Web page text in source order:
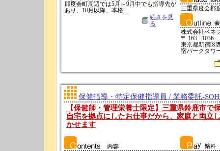
郡度会町周辺では5月～9月中でも指導先が
あり、10月以降、本格...
続きを見
る
三重県度会郡
株式会社ベネ
〒 163 - 1036
東京都新宿区
宿パークタワ
保健指導・特定保健指導員 / 業務委託-
【保健師・管理栄養士限定】三重県鈴鹿市で
自宅を拠点にしたお仕事だから、家庭と両立
かせます